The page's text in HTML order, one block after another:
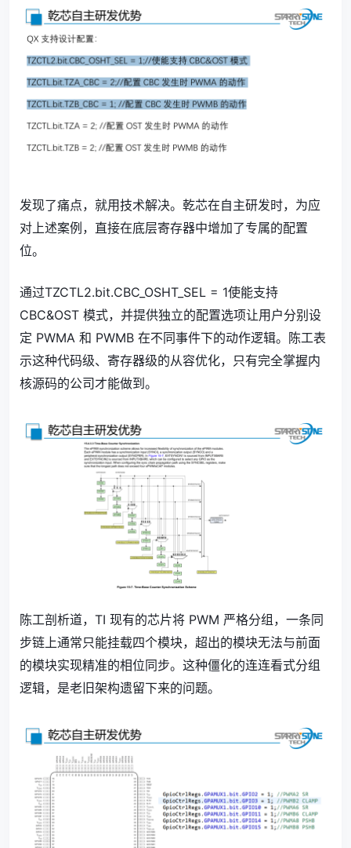
发现了痛点，就用技术解决。乾芯在自主研发时，为应
对上述案例，直接在底层寄存器中增加了专属的配置
位。
通过TZCTL2.bit.CBC_OSHT_SEL = 1使能支持
CBC&OST 模式，并提供独立的配置选项让用户分别设
定 PWMA 和 PWMB 在不同事件下的动作逻辑。陈工表
示这种代码级、寄存器级的从容优化，只有完全掌握内
核源码的公司才能做到。
陈工剖析道，TI 现有的芯片将 PWM 严格分组，一条同
步链上通常只能挂载四个模块，超出的模块无法与前面
的模块实现精准的相位同步。这种僵化的连连看式分组
逻辑，是老旧架构遗留下来的问题。